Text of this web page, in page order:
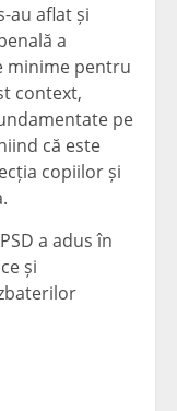
au aflat și
a
minime pentru
context,
pe
că este
copiilor și
a adus în
și